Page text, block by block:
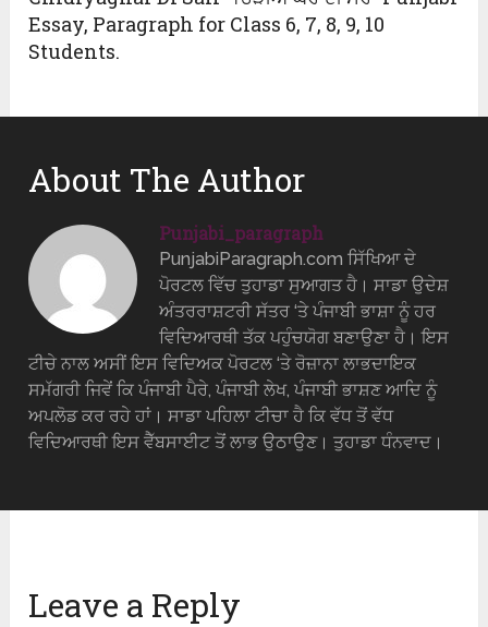
Essay, Paragraph for Class 6, 7, 8, 9, 10
Students.
About The Author
Punjabi_paragraph
PunjabiParagraph.com ਸਿੱਖਿਆ ਦੇ
ਪੋਰਟਲ ਵਿੱਚ ਤੁਹਾਡਾ ਸੁਆਗਤ ਹੈ। ਸਾਡਾ ਉਦੇਸ਼
ਅੰਤਰਰਾਸ਼ਟਰੀ ਸੱਤਰ ‘ਤੇ ਪੰਜਾਬੀ ਭਾਸ਼ਾ ਨੂੰ ਹਰ
ਵਿਦਿਆਰਥੀ ਤੱਕ ਪਹੁੰਚਯੋਗ ਬਣਾਉਣਾ ਹੈ। ਇਸ
ਟੀਚੇ ਨਾਲ ਅਸੀਂ ਇਸ ਵਿਦਿਅਕ ਪੋਰਟਲ ‘ਤੇ ਰੋਜ਼ਾਨਾ ਲਾਭਦਾਇਕ
ਸਮੱਗਰੀ ਜਿਵੇਂ ਕਿ ਪੰਜਾਬੀ ਪੈਰੇ, ਪੰਜਾਬੀ ਲੇਖ, ਪੰਜਾਬੀ ਭਾਸ਼ਣ ਆਦਿ ਨੂੰ
ਅਪਲੋਡ ਕਰ ਰਹੇ ਹਾਂ। ਸਾਡਾ ਪਹਿਲਾ ਟੀਚਾ ਹੈ ਕਿ ਵੱਧ ਤੋਂ ਵੱਧ
ਵਿਦਿਆਰਥੀ ਇਸ ਵੈੱਬਸਾਈਟ ਤੋਂ ਲਾਭ ਉਠਾਉਣ। ਤੁਹਾਡਾ ਧੰਨਵਾਦ।
Leave a Reply